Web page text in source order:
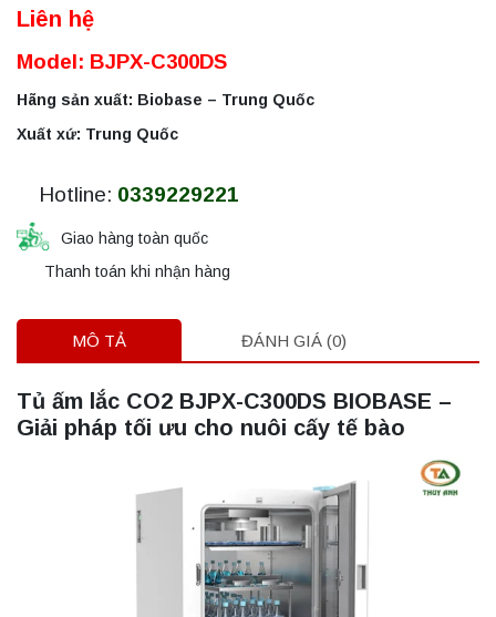
Liên hệ
Model: BJPX-C300DS
Hãng sản xuất: Biobase – Trung Quốc
Xuất xứ: Trung Quốc
Hotline: 0339229221
Giao hàng toàn quốc
Thanh toán khi nhận hàng
MÔ TẢ ĐÁNH GIÁ (0)
Tủ ấm lắc CO2 BJPX-C300DS BIOBASE –
Giải pháp tối ưu cho nuôi cấy tế bào